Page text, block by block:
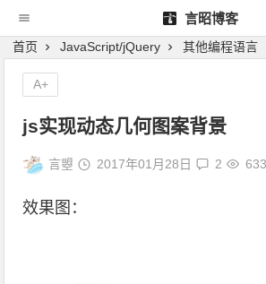
言昭博客
首页 JavaScript/jQuery 其他编程语言
js实现动态几何图案背景
言曌 2017年01月28日 2
效果图：
A+